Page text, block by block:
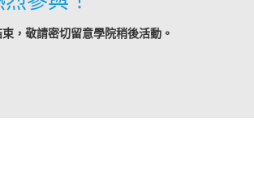
，敬請密切留意學院稍後活動。